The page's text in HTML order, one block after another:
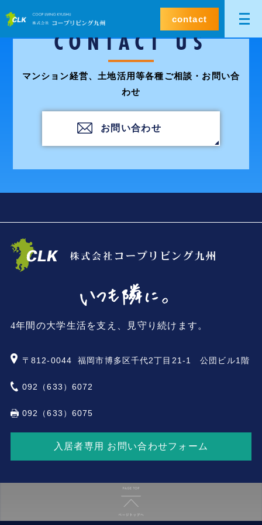
contact
CONTACT US
マンション経営、土地活用等各種ご相談・お問い合
わせ
お問い合わせ
4年間の大学生活を支え、見守り続けます。
〒812-0044 福岡市博多区千代2丁目21-1 公団ビル1階
092（633）6072
092（633）6075
入居者専用 お問い合わせフォーム